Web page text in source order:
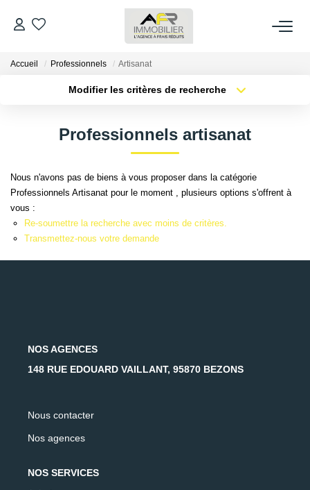
ACHETER
ESTIMER
FAIRE GÉRER
NOS AGENCES
Accueil Professionnels Artisanat
Modifier les critères de recherche
Type de bien
Budget max Plus de critères
Professionnels artisanat
Nous n'avons pas de biens à vous proposer dans la catégorie
Professionnels Artisanat pour le moment , plusieurs options s'offrent à
vous :
Re-soumettre la recherche avec moins de critères.
Transmettez-nous votre demande
NOS AGENCES
148 RUE EDOUARD VAILLANT, 95870 BEZONS
Nous contacter
Nos agences
NOS SERVICES